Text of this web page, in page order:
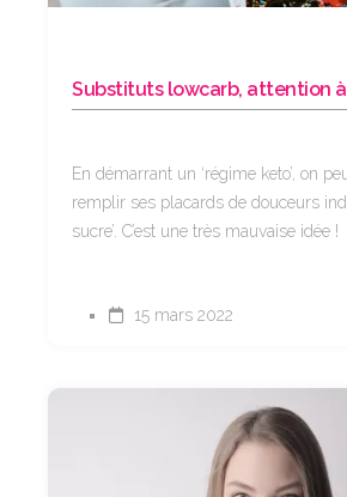
Substituts lowcarb, attention à
En démarrant un ‘régime keto’, on
remplir ses placards de douceurs
sucre’. C’est une très mauvaise idée !
15 mars 2022